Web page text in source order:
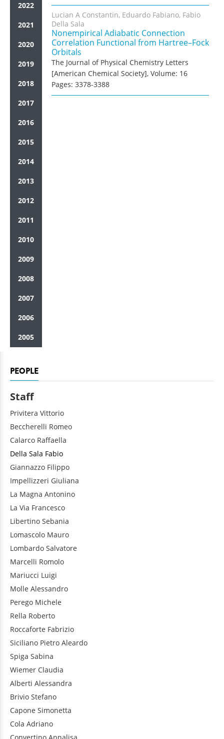
2022
2021
2020
2019
2018
2017
2016
2015
2014
2013
2012
2011
2010
2009
2008
2007
2006
2005
Lucian A Constantin, Eduardo Fabiano, Fabio
Della Sala
Nonempirical Adiabatic Connection
Correlation Functional from Hartree–Fock
Orbitals
The Journal of Physical Chemistry Letters
[American Chemical Society], Volume: 16
Pages: 3378-3388
PEOPLE
Staff
Privitera Vittorio
Beccherelli Romeo
Calarco Raffaella
Della Sala Fabio
Giannazzo Filippo
Impellizzeri Giuliana
La Magna Antonino
La Via Francesco
Libertino Sebania
Lomascolo Mauro
Lombardo Salvatore
Marcelli Romolo
Mariucci Luigi
Molle Alessandro
Perego Michele
Rella Roberto
Roccaforte Fabrizio
Siciliano Pietro Aleardo
Spiga Sabina
Wiemer Claudia
Alberti Alessandra
Brivio Stefano
Capone Simonetta
Cola Adriano